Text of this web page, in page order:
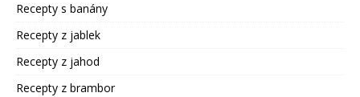
Recepty s banány
Recepty z jablek
Recepty z jahod
Recepty z brambor